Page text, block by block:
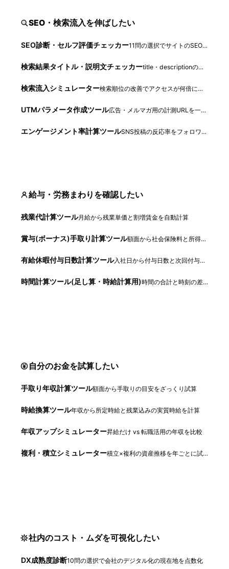
SEO・検索流入を伸ばしたい
SEO診断・セルフ評価チェッカー 11問の選択でサイトのSEO評価を点数化
検索結果タイトル・説明文チェッカー title・descriptionの文字数と表示切れを確認
検索流入シミュレーター 検索順位の改善でアクセスが何倍になるか試算
UTMパラメータ作成ツール 広告・メルマガ用の計測URLを一発生成
エンゲージメント率計算ツール SNS投稿の反応率をフォロワー/リーチ基準で算出
給与・労務まわりを確認したい
残業代計算ツール月給から残業単価と割増賃金を自動計算
賞与(ボーナス)手取り計算ツール 額面から社会保険料と所得税を引いた手取りを試算
有給休暇付与日数計算ツール 入社日から付与日数と次回付与日を自動判定
時間計算ツール(足し算・時給計算用) 時間の合計と時刻の差を「時間:分」で計算
自分のお金を試算したい
手取り年収計算ツール額面から手取りの目安をざっくり試算
時給換算ツール年収から所定時給と残業込みの実質時給を計算
年収アップシミュレーター昇給だけ vs 転職活用の年収を比較
複利・積立シミュレーター 積立×複利の資産推移を年ごとに試算
社内のコスト・ムダを可視化したい
DX成熟度診断10問の選択で会社のデジタル化の現在地を点数化